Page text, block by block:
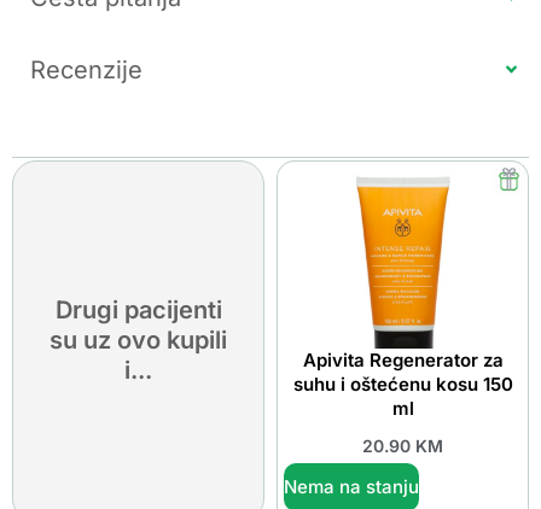
Recenzije
Drugi pacijenti
su uz ovo kupili
i...
Apivita Regenerator za
suhu i oštećenu kosu 150
ml
20.90 KM
Nema na stanju